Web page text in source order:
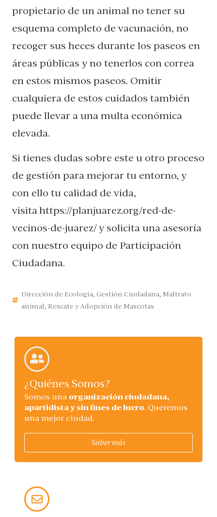
propietario de un animal no tener su
esquema completo de vacunación, no
recoger sus heces durante los paseos en
áreas públicas y no tenerlos con correa
en estos mismos paseos. Omitir
cualquiera de estos cuidados también
puede llevar a una multa económica
elevada.
Si tienes dudas sobre este u otro proceso
de gestión para mejorar tu entorno, y
con ello tu calidad de vida,
visita https://planjuarez.org/red-de-
vecinos-de-juarez/ y solicita una asesoría
con nuestro equipo de Participación
Ciudadana.
Dirección de Ecología, Gestión Ciudadana, Maltrato
animal, Rescate y Adopción de Mascotas
¿Quiénes Somos?
Somos una organización ciudadana,
apartidista y sin fines de lucro. Queremos
una mejor ciudad.
Saber más